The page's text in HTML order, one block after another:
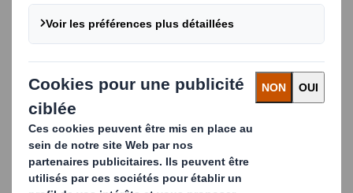
Remplissez ce formulaire pour obtenir plus
d'informations grâce à l'enregistrement complet de
notre webinaire.